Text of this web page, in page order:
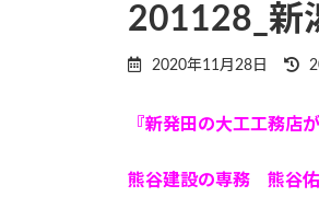
201128_新
2020年11月28日
時
『新発田の大工工務店
熊谷建設の専務 熊谷佑